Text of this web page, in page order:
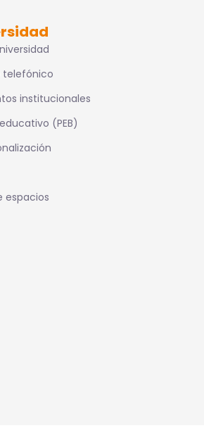
telefónico
institucionales
(PEB)
espacios